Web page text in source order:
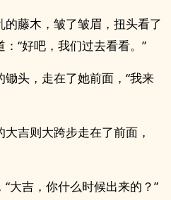
藤木，皱了皱眉，扭头看了
“好吧，我们过去看看。”
头，走在了她前面，“我来
吉则大跨步走在了前面，
大吉，你什么时候出来的？”